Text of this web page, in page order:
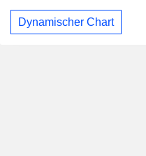
Dynamischer Chart